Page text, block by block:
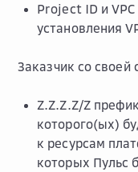
Project ID и
установления
Заказчик со своей
Z.Z.Z.Z/Z
которого(ых)
к ресурсам
которых Пульс